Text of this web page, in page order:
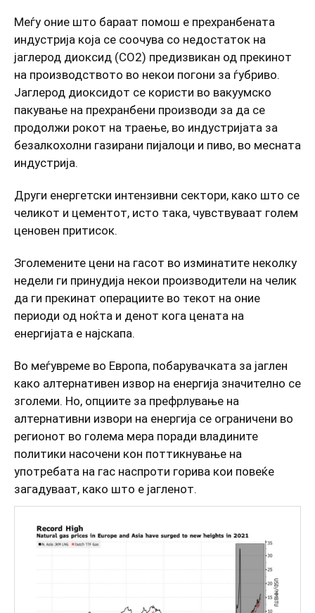
Меѓу оние што бараат помош е прехранбената
индустрија која се соочува со недостаток на
јаглерод диоксид (СО2) предизвикан од прекинот
на производството во некои погони за ѓубриво.
Јаглерод диоксидот се користи во вакуумско
пакување на прехранбени производи за да се
продолжи рокот на траење, во индустријата за
безалкохолни газирани пијалоци и пиво, во месната
индустрија.
Други енергетски интензивни сектори, како што се
челикот и цементот, исто така, чувствуваат голем
ценовен притисок.
Зголемените цени на гасот во изминатите неколку
недели ги принудија некои производители на челик
да ги прекинат операциите во текот на оние
периоди од ноќта и денот кога цената на
енергијата е најскапа.
Во меѓувреме во Европа, побарувачката за јаглен
како алтернативен извор на енергија значително се
зголеми. Но, опциите за префрлување на
алтернативни извори на енергија се ограничени во
регионот во голема мера поради владините
политики насочени кон поттикнување на
употребата на гас наспроти горива кои повеќе
загадуваат, како што е јагленот.